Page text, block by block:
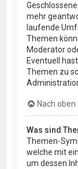
mehr
laufende
Themen
Moderator
Eventuell
Themen zu
Nach oben
Was sind
Themen-
welche mit
um dessen